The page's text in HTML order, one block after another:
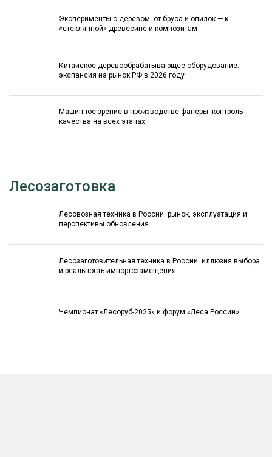
Эксперименты с деревом: от бруса и опилок — к
«стеклянной» древесине и композитам
Китайское деревообрабатывающее оборудование:
экспансия на рынок РФ в 2026 году
Машинное зрение в производстве фанеры: контроль
качества на всех этапах
Лесозаготовка
Лесовозная техника в России: рынок, эксплуатация и
перспективы обновления
Лесозаготовительная техника в России: иллюзия выбора
и реальность импортозамещения
Чемпионат «Лесоруб-2025» и форум «Леса России»